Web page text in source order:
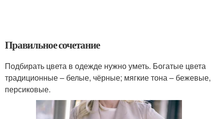
Правильное сочетание
Подбирать цвета в одежде нужно уметь. Богатые цвета
традиционные – белые, чёрные; мягкие тона – бежевые,
персиковые.